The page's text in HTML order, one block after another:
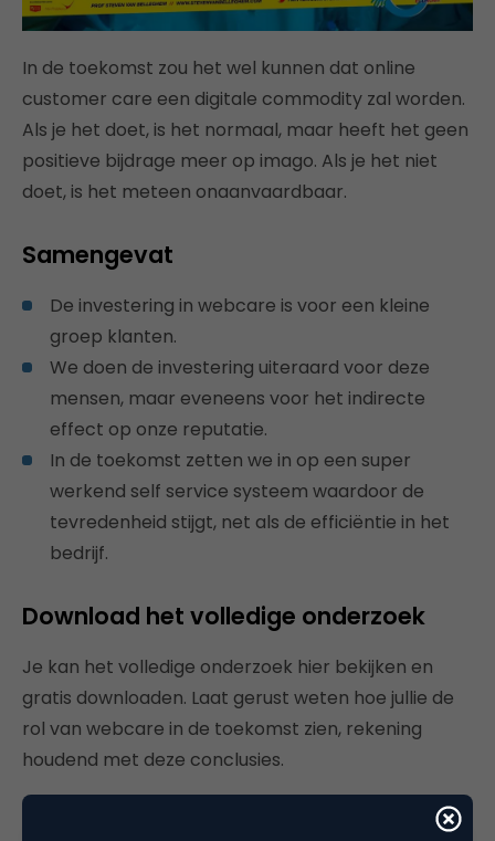
In de toekomst zou het wel kunnen dat online
customer care een digitale commodity zal worden.
Als je het doet, is het normaal, maar heeft het geen
positieve bijdrage meer op imago. Als je het niet
doet, is het meteen onaanvaardbaar.
Samengevat
De investering in webcare is voor een kleine
groep klanten.
We doen de investering uiteraard voor deze
mensen, maar eveneens voor het indirecte
effect op onze reputatie.
In de toekomst zetten we in op een super
werkend self service systeem waardoor de
tevredenheid stijgt, net als de efficiëntie in het
bedrijf.
Download het volledige onderzoek
Je kan het volledige onderzoek hier bekijken en
gratis downloaden. Laat gerust weten hoe jullie de
rol van webcare in de toekomst zien, rekening
houdend met deze conclusies.